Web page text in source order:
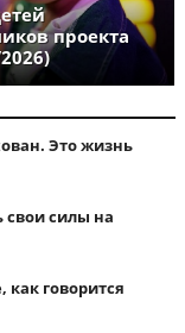
проекта
Это жизнь
свои силы на
как говорится